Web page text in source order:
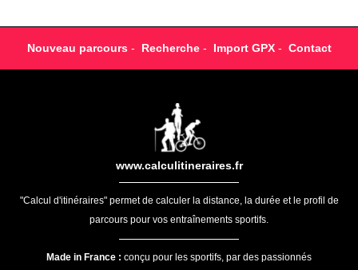
Nouveau parcours- Recherche- Import GPX- Contact
www.calculitineraires.fr
"Calcul d'itinéraires" permet de calculer la distance, la durée et le profil de
parcours pour vos entraînements sportifs.
Made in France : conçu pour les sportifs, par des passionnés